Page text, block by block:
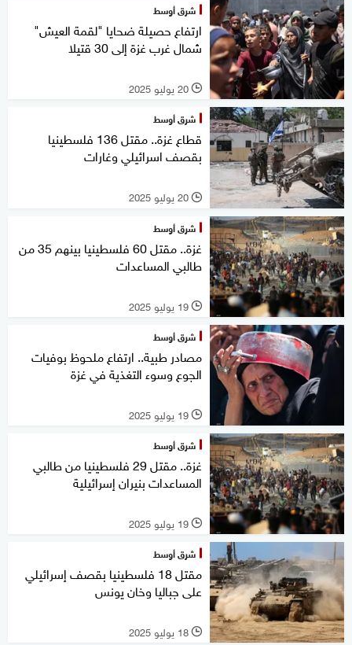
شرق أوسط
ارتفاع حصيلة ضحايا "لقمة العيش"
شمال غرب غزة إلى 30 قتيلا
l 20 يوليو 2025
شرق أوسط
قطاع غزة.. مقتل 136 فلسطينيا
بقصف اسرائيلي وغارات
l 20 يوليو 2025
شرق أوسط
غزة.. مقتل 60 فلسطينيا بينهم 35 من
طالبي المساعدات
l 19 يوليو 2025
شرق أوسط
مصادر طبية.. ارتفاع ملحوظ بوفيات
الجوع وسوء التغذية في غزة
l 19 يوليو 2025
شرق أوسط
غزة.. مقتل 29 فلسطينيا من طالبي
المساعدات بنيران إسرائيلية
l 19 يوليو 2025
شرق أوسط
مقتل 18 فلسطينيا بقصف إسرائيلي
على جباليا وخان يونس
l 18 يوليو 2025